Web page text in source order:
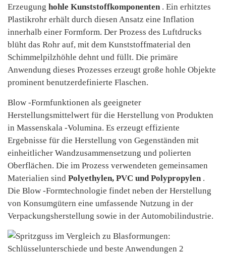
Erzeugung hohle Kunststoffkomponenten . Ein erhitztes
Plastikrohr erhält durch diesen Ansatz eine Inflation
innerhalb einer Formform. Der Prozess des Luftdrucks
blüht das Rohr auf, mit dem Kunststoffmaterial den
Schimmelpilzhöhle dehnt und füllt. Die primäre
Anwendung dieses Prozesses erzeugt große hohle Objekte
prominent benutzerdefinierte Flaschen.
Blow -Formfunktionen als geeigneter
Herstellungsmittelwert für die Herstellung von Produkten
in Massenskala -Volumina. Es erzeugt effiziente
Ergebnisse für die Herstellung von Gegenständen mit
einheitlicher Wandzusammensetzung und polierten
Oberflächen. Die im Prozess verwendeten gemeinsamen
Materialien sind Polyethylen, PVC und Polypropylen .
Die Blow -Formtechnologie findet neben der Herstellung
von Konsumgütern eine umfassende Nutzung in der
Verpackungsherstellung sowie in der Automobilindustrie.